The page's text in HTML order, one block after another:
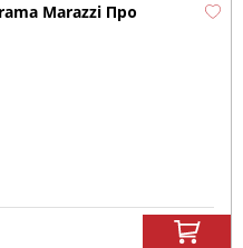
Marazzi Про